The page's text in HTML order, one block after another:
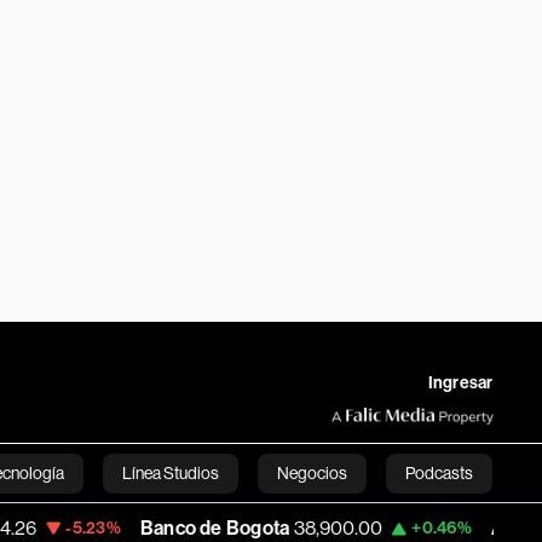
Ingresar
Línea Studios Negocios Podcasts
English
-5.23% Banco de Bogota 38,900.00 +0.46% Apple 312.53